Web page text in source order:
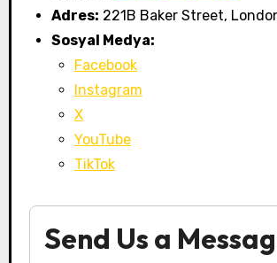
Adres: 221B Baker Street,
Sosyal Medya:
Facebook
Instagram
X
YouTube
TikTok
Send Us a